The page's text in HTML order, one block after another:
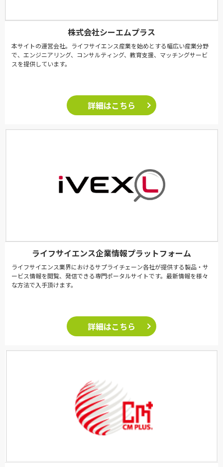
株式会社シーエムプラス
本サイトの運営会社。ライフサイエンス産業を始めとする幅広い産業分野
で、エンジニアリング、コンサルティング、教育支援、マッチングサービ
スを提供しています。
詳細はこちら
ライフサイエンス企業情報プラットフォーム
ライフサイエンス業界におけるサプライチェーン各社が提供する製品・サ
ービス情報を閲覧、発信できる専門ポータルサイトです。最新情報を様々
な方法で入手頂けます。
詳細はこちら